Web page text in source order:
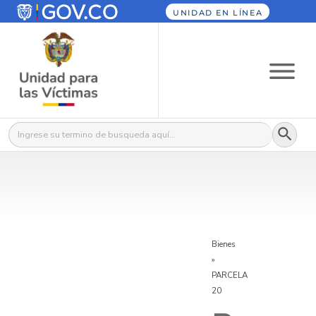
UNIDAD EN LÍNEA
Buscar: Botón
Bienes
»
PARCELA
20